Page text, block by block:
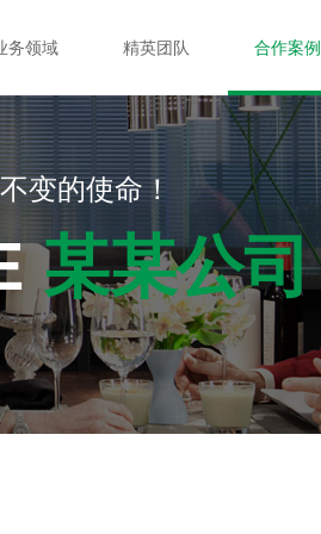
务领域 精英团队 合作案例
变的使命！
某某公司